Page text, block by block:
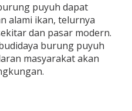
puyuh dapat
alami ikan, telurnya
dan pasar modern.
burung puyuh
masyarakat akan